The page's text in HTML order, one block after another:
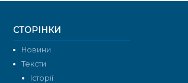
СТОРІНКИ
Новини
Тексти
Історії